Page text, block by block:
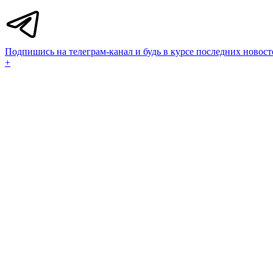
Подпишись на телеграм-канал и будь в курсе последних
+